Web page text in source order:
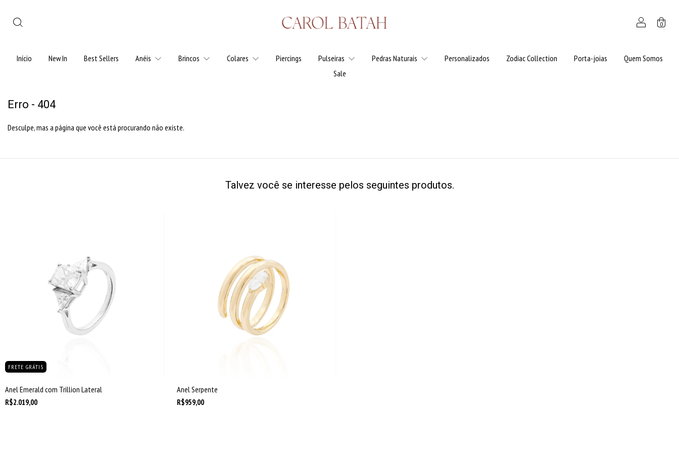
0
Início New In Best Sellers Anéis Brincos Colares Piercings Pulseiras Pedras Naturais Personalizados Zodiac Collection Porta-joias
Quem Somos
Sale
Erro - 404
Desculpe, mas a página que você está procurando não existe.
Talvez você se interesse pelos seguintes produtos.
FRETE GRÁTIS
Anel Emerald com Trillion Lateral
R$2.019,00
Anel Serpente
R$959,00